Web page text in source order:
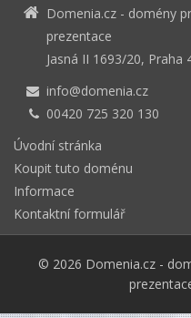
Domenia.cz - domény
prezentace
Jasná II 1693/20, Praha
info@domenia.cz
00420 725 320 130
Úvodní stránka
Koupit tuto doménu
Informace
Kontaktní formulář
© 2026 Domenia.cz -